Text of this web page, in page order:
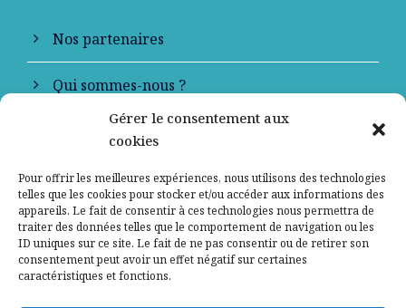
Gérer le consentement aux
cookies
Pour offrir les meilleures expériences, nous utilisons des technologies
telles que les cookies pour stocker et/ou accéder aux informations des
appareils. Le fait de consentir à ces technologies nous permettra de
traiter des données telles que le comportement de navigation ou les
ID uniques sur ce site. Le fait de ne pas consentir ou de retirer son
consentement peut avoir un effet négatif sur certaines
caractéristiques et fonctions.
Nos partenaires
Qui sommes-nous ?
Contactez-nous
Mentions légales
Politique de confidentialité